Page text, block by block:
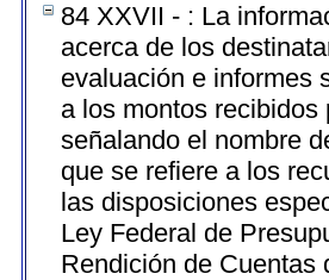
84 XXVII - : La
acerca de los
evaluación e informes
a los montos
señalando el nombre
que se refiere a los
las disposiciones
Ley Federal de
Rendición de Cuentas